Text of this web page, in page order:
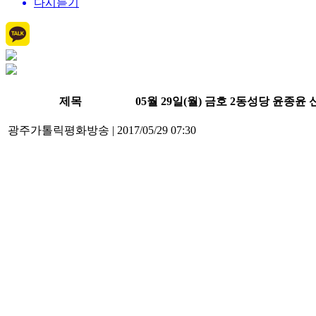
다시듣기
제목
05월 29일(월) 금호 2동성당 윤종윤
광주가톨릭평화방송 | 2017/05/29 07:30